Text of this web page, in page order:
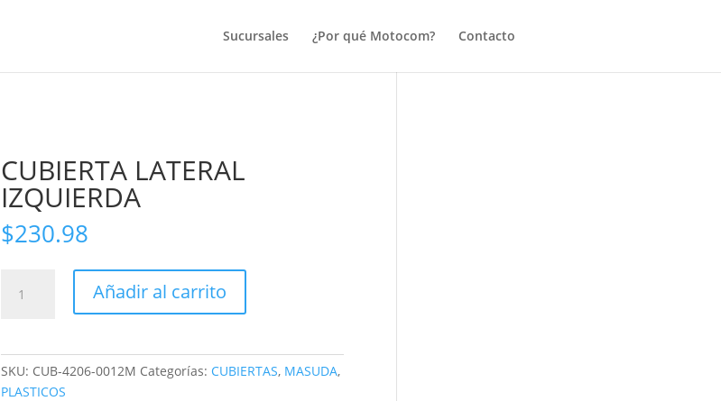
Sucursales ¿Por qué Motocom? Contacto
CUBIERTA LATERAL
IZQUIERDA
$230.98
LATERAL
Añadir al carrito
SKU: CUB-4206-0012M Categorías: CUBIERTAS, MASUDA,
PLASTICOS